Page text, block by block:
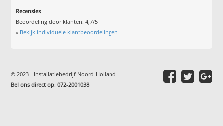
Recensies
Beoordeling door klanten:4,7/5
» Bekijk individuele klantbeoordelingen
© 2023 - Installatiebedrijf Noord-Holland
Bel ons direct op:072-2001038